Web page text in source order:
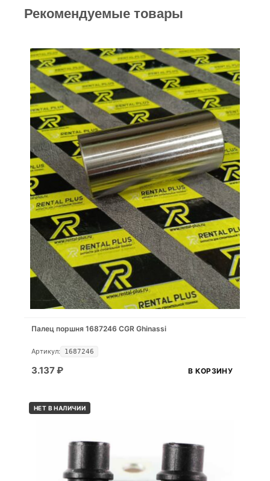
Рекомендуемые товары
Палец поршня 1687246 CGR Ghinassi
Артикул: 1687246
3.137₽ В КОРЗИНУ
НЕТ В НАЛИЧИИ